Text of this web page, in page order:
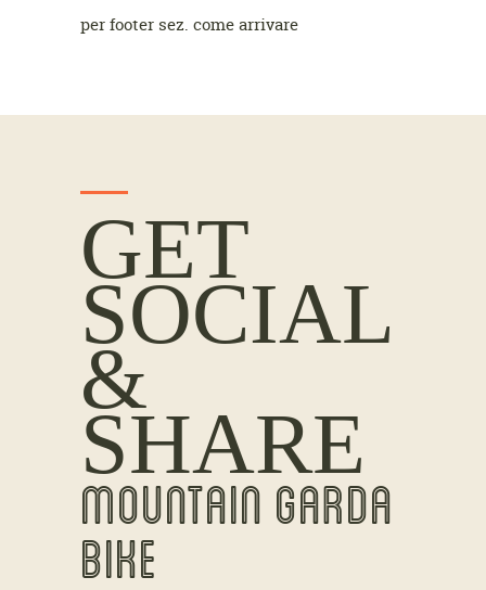
per footer sez. come arrivare
GET
SOCIAL
&
SHARE
MOUNTAIN GARDA
BIKE